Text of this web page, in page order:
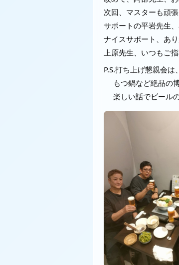
次回、マスターも頑
サポートの平岩先生
ナイスサポート、あ
上原先生、いつもご
P.S.打ち上げ懇親会は
もつ鍋など絶品の
楽しい話でビール